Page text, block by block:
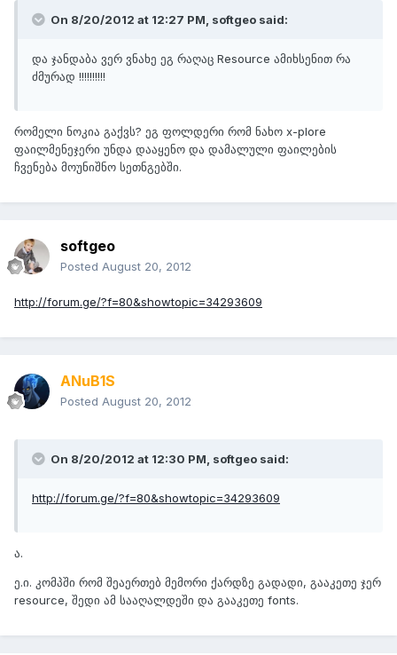
On 8/20/2012 at 12:27 PM, softgeo said:
და ჯანდაბა ვერ ვნახე ეგ რაღაც Resource ამიხსენით რა
ძმურად !!!!!!!!!!
რომელი ნოკია გაქვს? ეგ ფოლდერი რომ ნახო x-plore
ფაილმენეჯერი უნდა დააყენო და დამალული ფაილების
ჩვენება მოუნიშნო სეთნგებში.
softgeo
Posted August 20, 2012
http://forum.ge/?f=80&showtopic=34293609
ANuB1S
Posted August 20, 2012
On 8/20/2012 at 12:30 PM, softgeo said:
http://forum.ge/?f=80&showtopic=34293609
ა.
ე.ი. კომპში რომ შეაერთებ მემორი ქარდზე გადადი, გააკეთე ჯერ
resource, შედი ამ სააღალდეში და გააკეთე fonts.